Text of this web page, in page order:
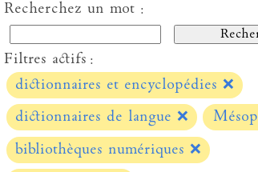
Recherchez un mot :
Filtres actifs :
dictionnaires et encyclopédies ❌
dictionnaires de langue ❌
bibliothèques numériques ❌